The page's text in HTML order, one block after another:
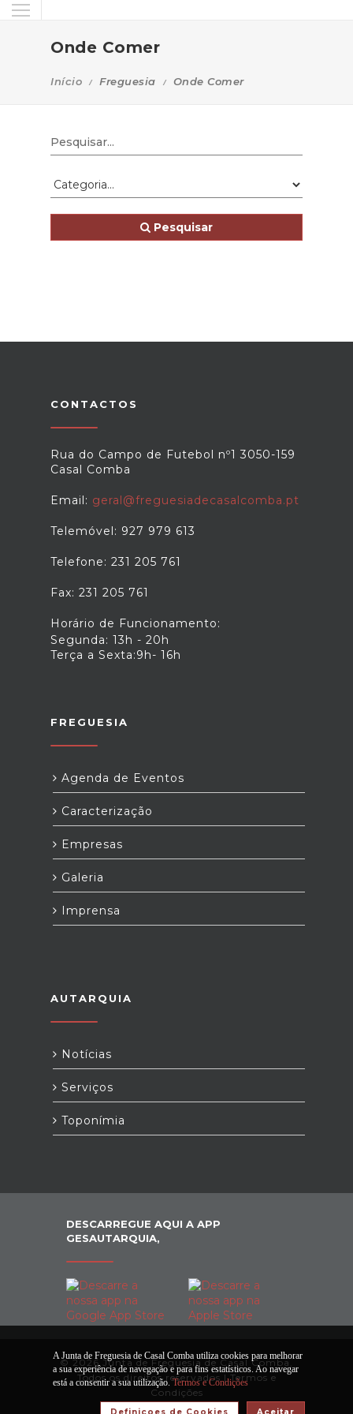
Onde Comer
Início Freguesia Onde Comer
Pesquisar
CONTACTOS
Rua do Campo de Futebol nº1 3050-159
Casal Comba
Email: geral@freguesiadecasalcomba.pt
Telemóvel: 927 979 613
Telefone: 231 205 761
Fax: 231 205 761
Horário de Funcionamento:
Segunda: 13h - 20h
Terça a Sexta:9h- 16h
FREGUESIA
Agenda de Eventos
Caracterização
Empresas
Galeria
Imprensa
AUTARQUIA
Notícias
Serviços
Toponímia
DESCARREGUE AQUI A APP
GESAUTARQUIA,
© 2026 Junta de Freguesia de Casal Comba.
Todos os direitos reservados |Termos e
Condições
A Junta de Freguesia de Casal Comba utiliza cookies para melhorar
a sua experiência de navegação e para fins estatísticos. Ao navegar
está a consentir a sua utilização.Termos e Condições